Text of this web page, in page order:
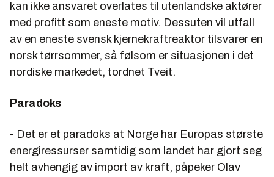
kan ikke ansvaret overlates til utenlandske aktører
med profitt som eneste motiv. Dessuten vil utfall
av en eneste svensk kjernekraftreaktor tilsvarer en
norsk tørrsommer, så følsom er situasjonen i det
nordiske markedet, tordnet Tveit.
Paradoks
- Det er et paradoks at Norge har Europas største
energiressurser samtidig som landet har gjort seg
helt avhengig av import av kraft, påpeker Olav